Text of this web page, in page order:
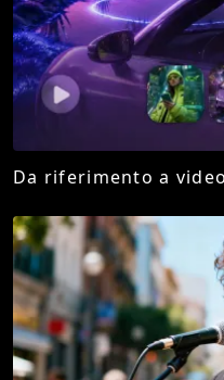
Da riferimento a video